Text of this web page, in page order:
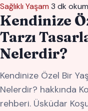
Sağlıklı Yaşam 3 dk
Kendinize
Tarzı
Nelerdir?
Kendinize Özel Bir
Nelerdir? hakkında
rehberi. Üsküdar